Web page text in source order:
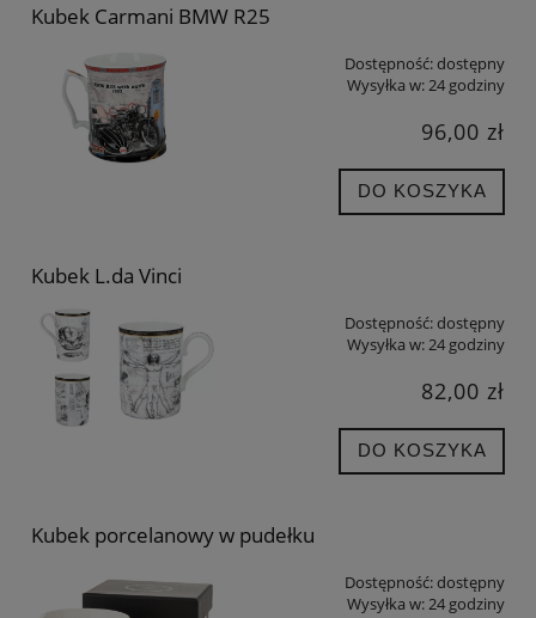
Kubek Carmani BMW R25
Dostępność:dostępny
Wysyłka w:24 godziny
96,00 zł
DO KOSZYKA
Kubek L.da Vinci
Dostępność:dostępny
Wysyłka w:24 godziny
82,00 zł
DO KOSZYKA
Kubek porcelanowy w pudełku
Dostępność:dostępny
Wysyłka w:24 godziny